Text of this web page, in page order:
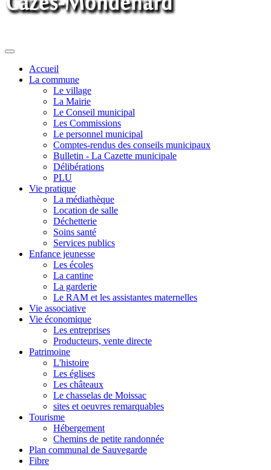
Toggle
navigationAccueil
La commune
Le village
La Mairie
Le Conseil municipal
Les Commissions
Le personnel municipal
Comptes-rendus des conseils municipaux
Bulletin - La Cazette municipale
Délibérations
PLU
Vie pratique
La médiathèque
Location de salle
Déchetterie
Soins santé
Services publics
Enfance jeunesse
Les écoles
La cantine
La garderie
Le RAM et les assistantes maternelles
Vie associative
Vie économique
Les entreprises
Producteurs, vente directe
Patrimoine
L'histoire
Les églises
Les châteaux
Le chasselas de Moissac
sites et oeuvres remarquables
Tourisme
Hébergement
Chemins de petite randonnée
Plan communal de Sauvegarde
Fibre